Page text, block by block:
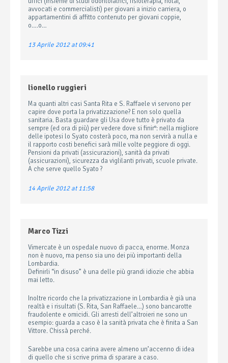
avvocati e commercialisti) per giovani a inizio carriera, o
appartamentini di affitto contenuto per giovani coppie,
o….o…
13 Aprile 2012 at 09:41
lionello ruggieri
Ma quanti altri casi Santa Rita e S. Raffaele vi servono per
capire dove porta la privatizzazione? E non solo quella
sanitaria. Basta guardare gli Usa dove tutto è privato da
sempre (ed ora di più) per vedere dove si finir°: nella migliore
delle ipotesi lo Syato costerà poco, ma non servirà a nulla e
il rapporto costi benefici sarà mille volte peggiore di oggi.
Pensioni da privati (assicurazioni), sanità da privati
(assicurazioni), sicurezza da viglilanti privati, scuole private.
A che serve quello Syato ?
14 Aprile 2012 at 11:58
Marco Tizzi
Vimercate è un ospedale nuovo di pacca, enorme. Monza
non è nuovo, ma penso sia uno dei più importanti della
Lombardia.
Definirli “in disuso” è una delle più grandi idiozie che abbia
mai letto.
Inoltre ricordo che la privatizzazione in Lombardia è già una
realtà e i risultati (S. Rita, San Raffaele…) sono bancarotte
fraudolente e omicidi. Gli arresti dell’altroieri ne sono un
esempio: guarda a caso è la sanità privata che è finita a San
Vittore. Chissà perché.
Sarebbe una cosa carina avere almeno un’accenno di idea
di quello che si scrive prima di sparare a caso.